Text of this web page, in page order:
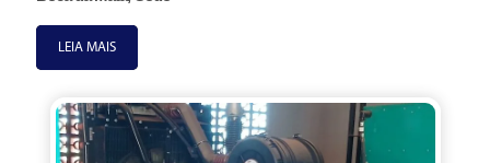
LEIA MAIS